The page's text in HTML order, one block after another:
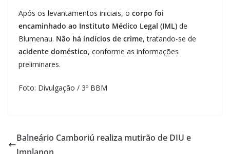
Após os levantamentos iniciais, o corpo foi
encaminhado ao Instituto Médico Legal (IML) de
Blumenau. Não há indícios de crime, tratando-se de
acidente doméstico, conforme as informações
preliminares.
Foto: Divulgação / 3º BBM
Balneário Camboriú realiza mutirão de DIU e